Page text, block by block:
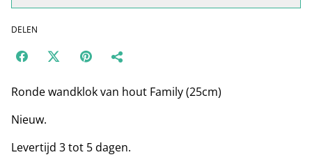
DELEN
Ronde wandklok van hout Family (25cm)
Nieuw.
Levertijd 3 tot 5 dagen.